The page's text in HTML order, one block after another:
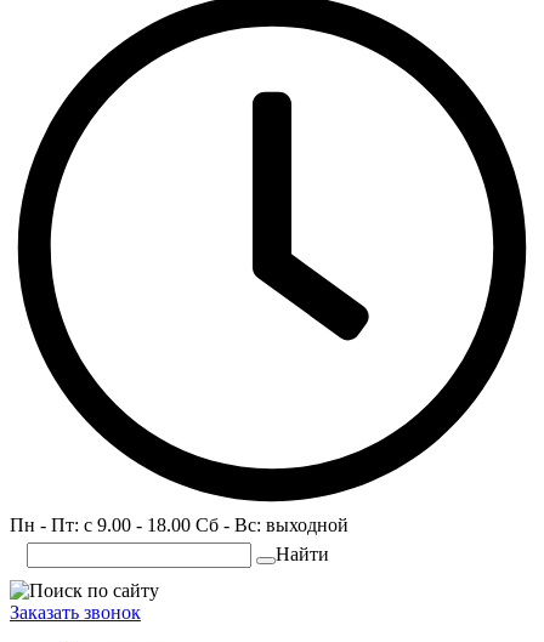
Пн - Пт: c 9.00 - 18.00 Сб - Вс: выходной
Найти
Заказать звонок